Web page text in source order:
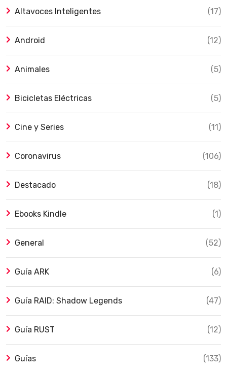
Altavoces Inteligentes (17)
Android (12)
Animales (5)
Bicicletas Eléctricas (5)
Cine y Series (11)
Coronavirus (106)
Destacado (18)
Ebooks Kindle (1)
General (52)
Guía ARK (6)
Guía RAID: Shadow Legends (47)
Guía RUST (12)
Guías (133)